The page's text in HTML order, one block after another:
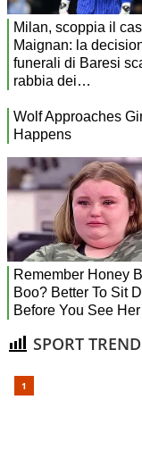
SPORT TREND